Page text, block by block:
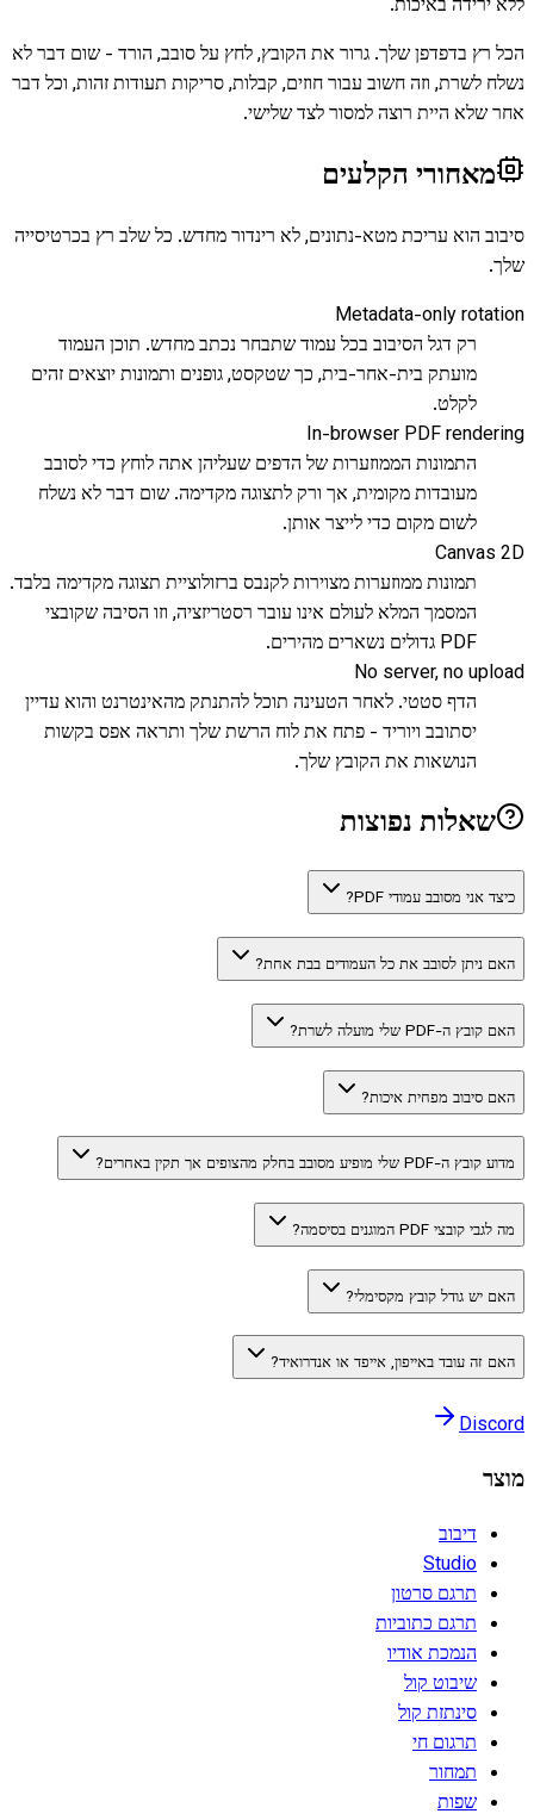
ללא ירידה באיכות.
הכל רץ בדפדפן שלך. גרור את הקובץ, לחץ על סובב, הורד - שום דבר לא
נשלח לשרת, וזה חשוב עבור חוזים, קבלות, סריקות תעודות זהות, וכל דבר
אחר שלא היית רוצה למסור לצד שלישי.
מאחורי הקלעים
סיבוב הוא עריכת מטא-נתונים, לא רינדור מחדש. כל שלב רץ בכרטיסייה
שלך.
Metadata-only rotation
רק דגל הסיבוב בכל עמוד שתבחר נכתב מחדש. תוכן העמוד
מועתק בית-אחר-בית, כך שטקסט, גופנים ותמונות יוצאים זהים
לקלט.
In-browser PDF rendering
התמונות הממוזערות של הדפים שעליהן אתה לוחץ כדי לסובב
מעובדות מקומית, אך ורק לתצוגה מקדימה. שום דבר לא נשלח
לשום מקום כדי לייצר אותן.
Canvas 2D
תמונות ממוזערות מצוירות לקנבס ברזולוציית תצוגה מקדימה בלבד.
המסמך המלא לעולם אינו עובר רסטריזציה, וזו הסיבה שקובצי
PDF גדולים נשארים מהירים.
No server, no upload
הדף סטטי. לאחר הטעינה תוכל להתנתק מהאינטרנט והוא עדיין
יסתובב ויוריד - פתח את לוח הרשת שלך ותראה אפס בקשות
הנושאות את הקובץ שלך.
שאלות נפוצות
כיצד אני מסובב עמודי PDF?
האם ניתן לסובב את כל העמודים בבת אחת?
האם קובץ ה-PDF שלי מועלה לשרת?
האם סיבוב מפחית איכות?
מדוע קובץ ה-PDF שלי מופיע מסובב בחלק מהצופים אך תקין באחרים?
מה לגבי קובצי PDF המוגנים בסיסמה?
האם יש גודל קובץ מקסימלי?
האם זה עובד באייפון, אייפד או אנדרואיד?
Discord
מוצר
דיבוב
Studio
תרגם סרטון
תרגם כתוביות
הנמכת אודיו
שיבוט קול
סינתזת קול
תרגום חי
תמחור
שפות